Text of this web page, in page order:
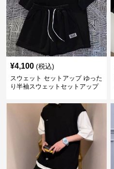
¥4,100 (税込)
スウェット セットアップ ゆった
り半袖スウェットセットアップ